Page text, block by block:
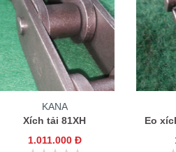
KANA
Xích tải 81XH
1.011.000 Đ
Eo